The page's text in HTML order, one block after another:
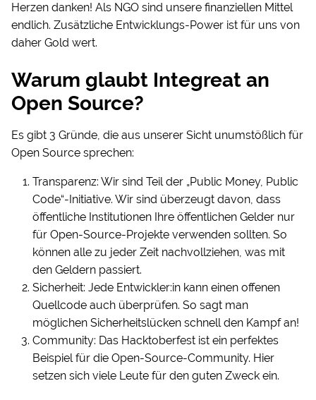
Herzen danken! Als NGO sind unsere finanziellen Mittel
endlich. Zusätzliche Entwicklungs-Power ist für uns von
daher Gold wert.
Warum glaubt Integreat an
Open Source?
Es gibt 3 Gründe, die aus unserer Sicht unumstößlich für
Open Source sprechen:
Transparenz: Wir sind Teil der „Public Money, Public
Code“-Initiative. Wir sind überzeugt davon, dass
öffentliche Institutionen Ihre öffentlichen Gelder nur
für Open-Source-Projekte verwenden sollten. So
können alle zu jeder Zeit nachvollziehen, was mit
den Geldern passiert.
Sicherheit: Jede Entwickler:in kann einen offenen
Quellcode auch überprüfen. So sagt man
möglichen Sicherheitslücken schnell den Kampf an!
Community: Das Hacktoberfest ist ein perfektes
Beispiel für die Open-Source-Community. Hier
setzen sich viele Leute für den guten Zweck ein.